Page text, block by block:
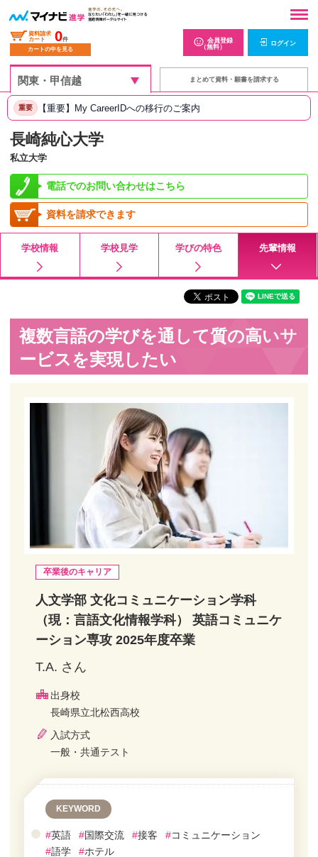
資料請求
カート
0件
カートの中を見る
会員登録
（無料）
ログイン
まとめて資料・願書を請求する
重要 【重要】My CareerIDへの移行のご案内
長崎純心大学
私立大学
電話でのお問い合わせはこちら
資料を請求できます
学校情報 学校見学 学びの特色 先輩情報
複数言語の学びを通して質の高いサ
ービスを実現したい
卒業後のキャリア
人文学部 文化コミュニケーション学科
（現：言語文化情報学科） 英語コミュニケ
ーション専攻 2025年度卒業
T.A. さん
出身校
長崎県立北松西高校
入試方式
一般・共通テスト
KEYWORD
#英語 #国際交流 #接客 #コミュニケーション
#語学 #ホテル